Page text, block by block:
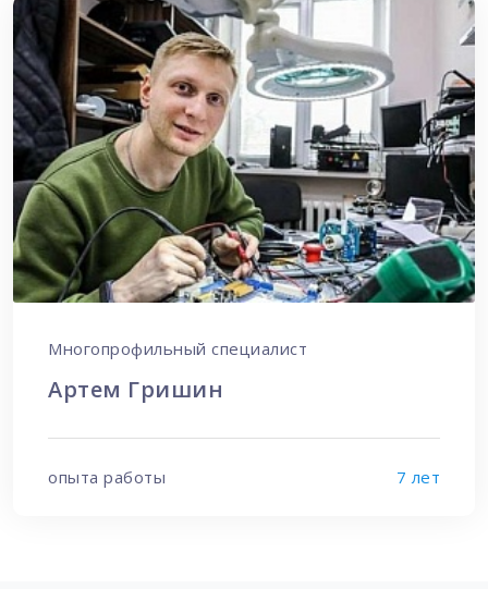
Многопрофильный специалист
Артем Гришин
опыта работы 7 лет